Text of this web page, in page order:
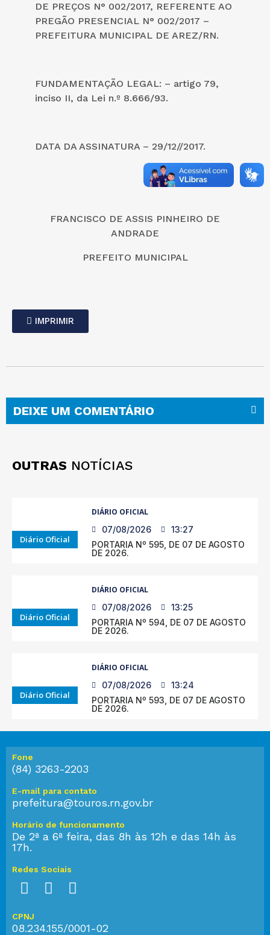
DE PREÇOS N° 002/2017, REFERENTE AO
PREGÃO PRESENCIAL N° 002/2017 –
PREFEITURA MUNICIPAL DE AREZ/RN.
FUNDAMENTAÇÃO LEGAL: – artigo 79,
inciso II, da Lei n.º 8.666/93.
DATA DA ASSINATURA – 29/12//2017.
FRANCISCO DE ASSIS PINHEIRO DE
ANDRADE
PREFEITO MUNICIPAL
IMPRIMIR
DEIXE UM COMENTÁRIO
OUTRAS NOTÍCIAS
Diário Oficial
DIÁRIO OFICIAL
07/08/2026
13:27
PORTARIA Nº 595, DE 07 DE AGOSTO
DE 2026.
Diário Oficial
DIÁRIO OFICIAL
07/08/2026
13:25
PORTARIA Nº 594, DE 07 DE AGOSTO
DE 2026.
Diário Oficial
DIÁRIO OFICIAL
07/08/2026
13:24
PORTARIA Nº 593, DE 07 DE AGOSTO
DE 2026.
Fone
(84) 3263-2203
E-mail para contato
prefeitura@touros.rn.gov.br
Horário de funcionamento
De 2ª a 6ª feira, das 8h às 12h e das 14h às
17h.
Redes Sociais
CPNJ
08.234.155/0001-02